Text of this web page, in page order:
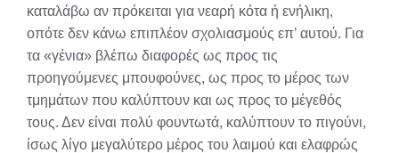
καταλάβω αν πρόκειται για νεαρή κότα ή ενήλικη,
οπότε δεν κάνω επιπλέον σχολιασμούς επ’ αυτού. Για
τα «γένια» βλέπω διαφορές ως προς τις
προηγούμενες μπουφούνες, ως προς το μέρος των
τμημάτων που καλύπτουν και ως προς το μέγεθός
τους. Δεν είναι πολύ φουντωτά, καλύπτουν το πιγούνι,
ίσως λίγο μεγαλύτερο μέρος του λαιμού και ελαφρώς